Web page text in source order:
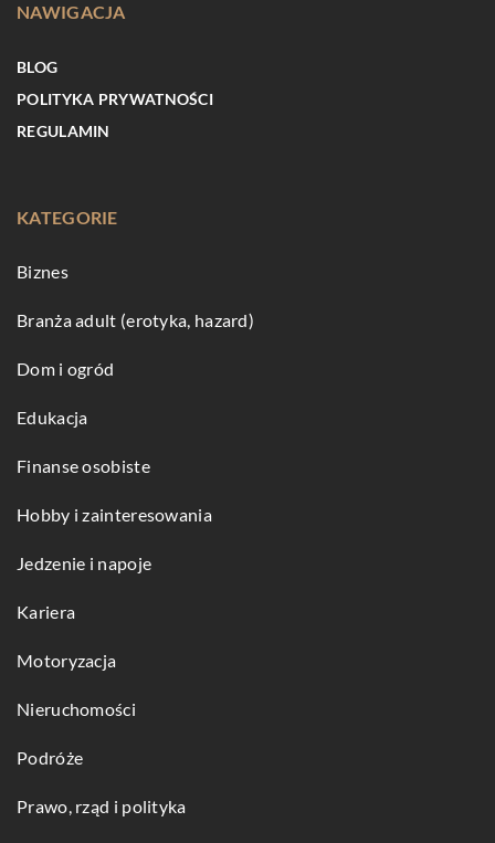
NAWIGACJA
BLOG
POLITYKA PRYWATNOŚCI
REGULAMIN
KATEGORIE
Biznes
Branża adult (erotyka, hazard)
Dom i ogród
Edukacja
Finanse osobiste
Hobby i zainteresowania
Jedzenie i napoje
Kariera
Motoryzacja
Nieruchomości
Podróże
Prawo, rząd i polityka